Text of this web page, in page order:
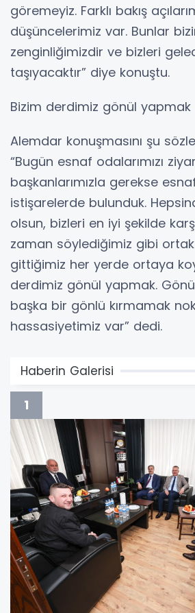
göremeyiz. Farklı bakış
düşüncelerimiz var. Bunlar
zenginliğimizdir ve bizleri
taşıyacaktır” diye konuştu.
Bizim derdimiz gönül yapmak
Alemdar konuşmasını şu
“Bugün esnaf odalarımızı
başkanlarımızla gerekse
istişarelerde bulunduk.
olsun, bizleri en iyi şekilde
zaman söylediğimiz gibi ortak
gittiğimiz her yerde ortaya
derdimiz gönül yapmak.
başka bir gönlü kırmamak
hassasiyetimiz var” dedi.
Haberin Galerisi
1